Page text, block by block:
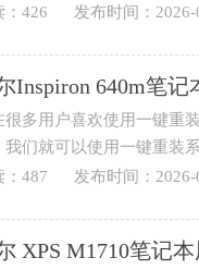
E6400笔记本用云骑士
：426 发布时间：2026-
Inspiron 640m笔
很多用户喜欢使用一键重
我们就可以使用一键重装
640m笔记本用云骑士
：487 发布时间：2026-
XPS M1710笔记